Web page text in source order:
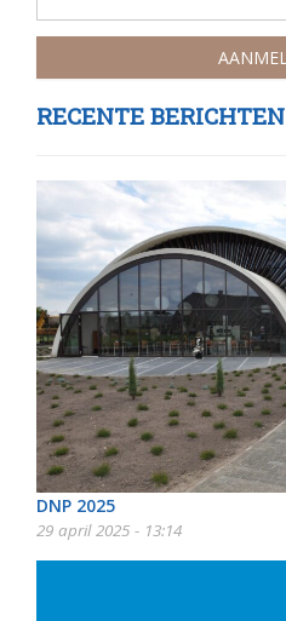
RECENTE BERICHTEN
DNP 2025
29 april 2025 - 13:14